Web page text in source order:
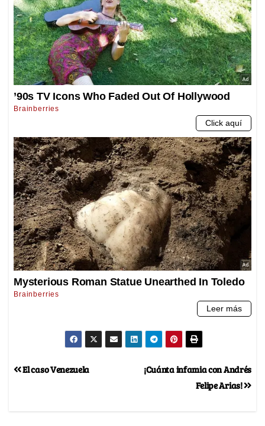
¡Cuánta infamia con Andrés
Felipe Arias!
El caso Venezuela